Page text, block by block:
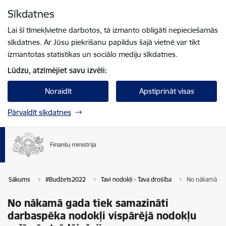
Sīkdatnes
Lai šī tīmekļvietne darbotos, tā izmanto obligāti nepieciešamās
sīkdatnes. Ar Jūsu piekrišanu papildus šajā vietnē var tikt
izmantotas statistikas un sociālo mediju sīkdatnes.
Lūdzu, atzīmējiet savu izvēli:
Noraidīt Apstiprināt visas
Pārvaldīt sīkdatnes
Sākums #Budžets2022 Tavi nodokļi - Tava drošība No nākamā
No nākamā gada tiek samazināti
darbaspēka nodokļi vispārējā nodokļu